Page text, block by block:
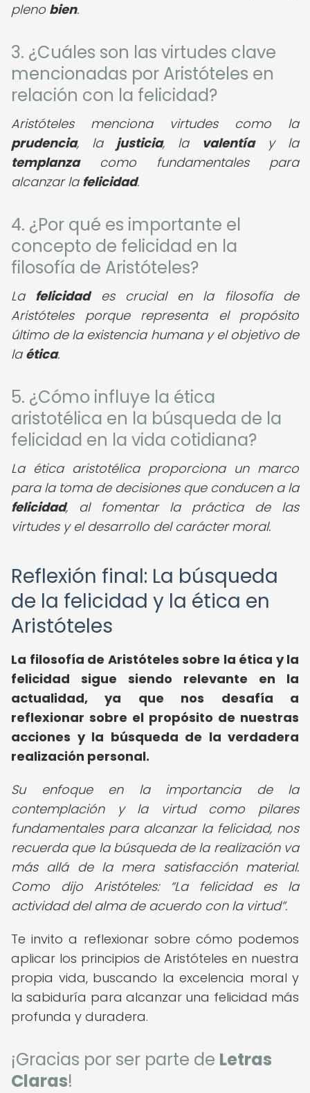
pleno bien.
3. ¿Cuáles son las virtudes clave
mencionadas por Aristóteles en
relación con la felicidad?
Aristóteles menciona virtudes como la
prudencia, la justicia, la valentíay la
templanzacomo fundamentales para
alcanzar la felicidad.
4. ¿Por qué es importante el
concepto de felicidad en la
filosofía de Aristóteles?
La felicidades crucial en la filosofía de
Aristóteles porque representa el propósito
último de la existencia humana y el objetivo de
la ética.
5. ¿Cómo influye la ética
aristotélica en la búsqueda de la
felicidad en la vida cotidiana?
La ética aristotélica proporciona un marco
para la toma de decisiones que conducen a la
felicidad, al fomentar la práctica de las
virtudes y el desarrollo del carácter moral.
Reflexión final: La búsqueda
de la felicidad y la ética en
Aristóteles
La filosofía de Aristóteles sobre la ética y la
felicidad sigue siendo relevante en la
actualidad, ya que nos desafía a
reflexionar sobre el propósito de nuestras
acciones y la búsqueda de la verdadera
realización personal.
Su enfoque en la importancia de la
contemplación y la virtud como pilares
fundamentales para alcanzar la felicidad, nos
recuerda que la búsqueda de la realización va
más allá de la mera satisfacción material.
Como dijo Aristóteles:
La felicidad es la
actividad del alma de acuerdo con la virtud .
Te invito a reflexionar sobre cómo podemos
aplicar los principios de Aristóteles en nuestra
propia vida, buscando la excelencia moral y
la sabiduría para alcanzar una felicidad más
profunda y duradera.
¡Gracias por ser parte de Letras
Claras!